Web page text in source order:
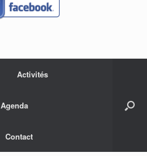
Activités
Agenda
Contact